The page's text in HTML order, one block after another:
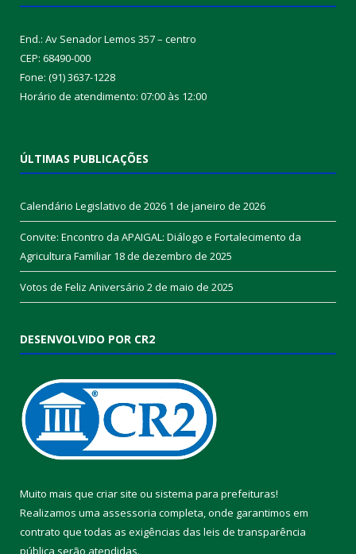
End.: Av Senador Lemos 357 – centro
CEP: 68490-000
Fone: (91) 3637-1228
Horário de atendimento: 07:00 às 12:00
ÚLTIMAS PUBLICAÇÕES
Calendário Legislativo de 2026 1 de janeiro de 2026
Convite: Encontro da APAIGAL: Diálogo e Fortalecimento da
Agricultura Familiar 18 de dezembro de 2025
Votos de Feliz Aniversário 2 de maio de 2025
DESENVOLVIDO POR CR2
Muito mais que criar site ou sistema para prefeituras!
Realizamos uma assessoria completa, onde garantimos em
contrato que todas as exigências das leis de transparência
pública serão atendidas.